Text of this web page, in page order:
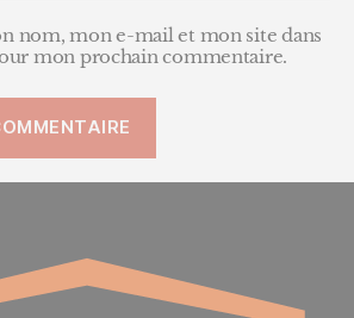
nom, mon e-mail et mon site dans
mon prochain commentaire.